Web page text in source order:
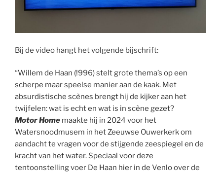
Bij de video hangt het volgende bijschrift:
“Willem de Haan (!996) stelt grote thema’s op een
scherpe maar speelse manier aan de kaak. Met
absurdistische scènes brengt hij de kijker aan het
twijfelen: wat is echt en wat is in scène gezet?
Motor Home maakte hij in 2024 voor het
Watersnoodmusem in het Zeeuwse Ouwerkerk om
aandacht te vragen voor de stijgende zeespiegel en de
kracht van het water. Speciaal voor deze
tentoonstelling voer De Haan hier in de Venlo over de